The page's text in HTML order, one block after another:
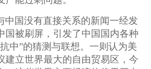
中国没有直接关系的新闻一经发
国被刷屏，引发了中国国内各种
中”的猜测与联想。一则认为美
建立世界最大的自由贸易区，今